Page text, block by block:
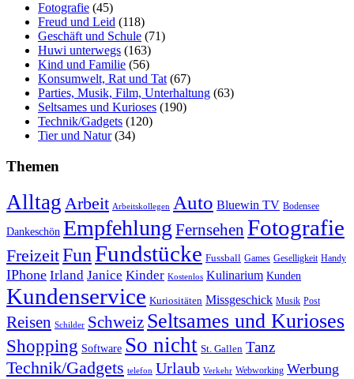
Fotografie (45)
Freud und Leid (118)
Geschäft und Schule (71)
Huwi unterwegs (163)
Kind und Familie (56)
Konsumwelt, Rat und Tat (67)
Parties, Musik, Film, Unterhaltung (63)
Seltsames und Kurioses (190)
Technik/Gadgets (120)
Tier und Natur(34)
Themen
Alltag Arbeit Arbeitskollegen Auto Bluewin TV Bodensee
Dankeschön Empfehlung Fernsehen Fotografie
FreizeitFunFundstücke Fussball Games Geselligkeit Handy
IPhone Irland Janice Kinder Kostenlos Kulinarium Kunden
Kundenservice Kuriositäten Missgeschick Musik Post
Reisen Schilder Schweiz Seltsames und Kurioses
Shopping Software So nicht St. Gallen Tanz
Technik/Gadgets telefon Urlaub Verkehr Webworking Werbung